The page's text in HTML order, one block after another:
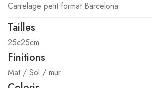
Carrelage petit format Barcelona
Tailles
25c25cm
Finitions
Mat / Sol / mur